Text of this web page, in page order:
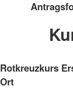
Rotkreuzkurs
Ort